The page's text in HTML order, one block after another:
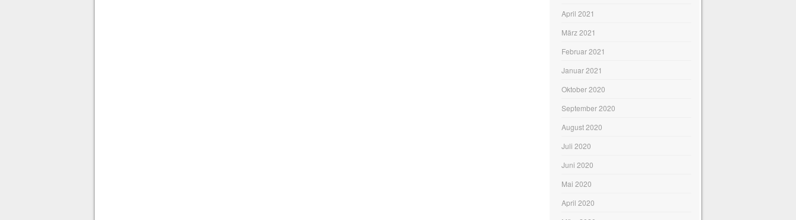
April 2021
März 2021
Februar 2021
Januar 2021
Oktober 2020
September 2020
August 2020
Juli 2020
Juni 2020
Mai 2020
April 2020